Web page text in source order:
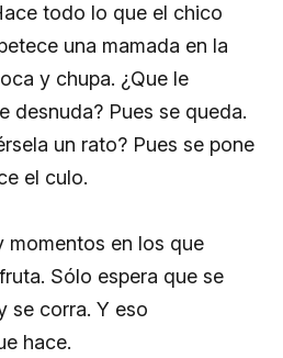
todo lo que el chico
una mamada en la
y chupa. ¿Que le
desnuda? Pues se queda.
un rato? Pues se pone
el culo.
momentos en los que
Sólo espera que se
se corra. Y eso
hace.